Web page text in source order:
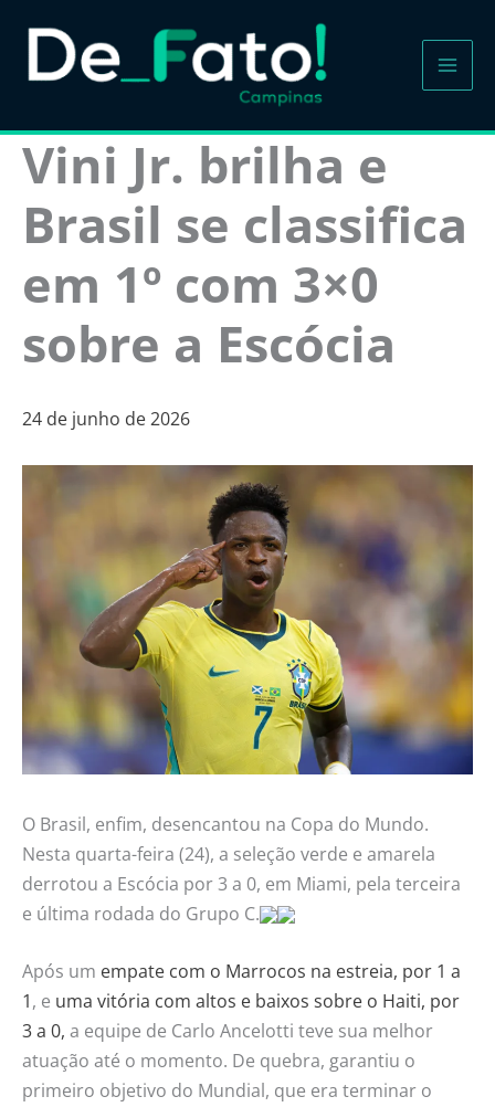
para
Vini Jr. brilha e
Brasil se classifica
em 1º com 3×0
sobre a Escócia
24 de junho de 2026
O Brasil, enfim, desencantou na Copa do Mundo.
Nesta quarta-feira (24), a seleção verde e amarela
derrotou a Escócia por 3 a 0, em Miami, pela terceira
e última rodada do Grupo C.
Após um empate com o Marrocos na estreia, por 1 a
1, e uma vitória com altos e baixos sobre o Haiti, por
3 a 0, a equipe de Carlo Ancelotti teve sua melhor
atuação até o momento. De quebra, garantiu o
primeiro objetivo do Mundial, que era terminar o